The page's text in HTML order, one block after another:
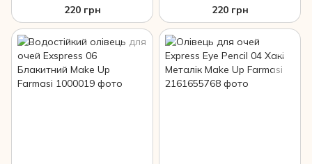
синій Make Up Farmasi
220 грн
коричневий Make Up
Farmasi
220 грн